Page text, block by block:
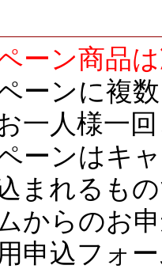
ーン商品
ーンに複
一人様一
ーンはキ
まれるも
からのお
申込フォ